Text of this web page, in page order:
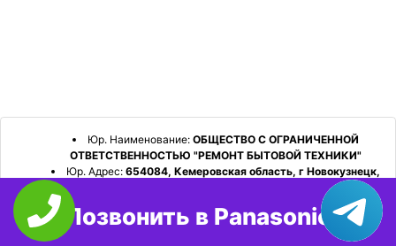
Юр. Наименование: ОБЩЕСТВО С ОГРАНИЧЕННОЙ
ОТВЕТСТВЕННОСТЬЮ "РЕМОНТ БЫТОВОЙ ТЕХНИКИ"
Юр. Адрес: 654084, Кемеровская область, г Новокузнецк,
р-н Орджоникидзевский, пр-кт Шахтеров, д. 31, кв. 2
ИНН:4253052180 ОГРН: 1224200006128
Позвонить в Panasonic